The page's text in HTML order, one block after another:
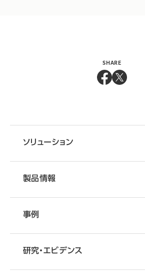
SHARE
ソリューション
製品情報
事例
研究・エビデンス